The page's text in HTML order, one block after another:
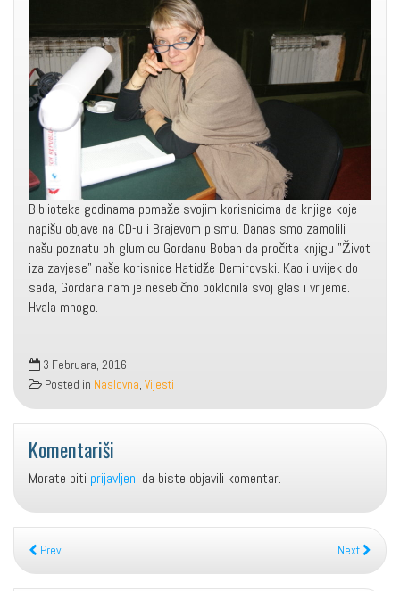
Biblioteka godinama pomaže svojim korisnicima da knjige koje
napišu objave na CD-u i Brajevom pismu. Danas smo zamolili
našu poznatu bh glumicu Gordanu Boban da pročita knjigu "Život
iza zavjese" naše korisnice Hatidže Demirovski. Kao i uvijek do
sada, Gordana nam je nesebično poklonila svoj glas i vrijeme.
Hvala mnogo.
3 Februara, 2016
Posted in Naslovna, Vijesti
Komentariši
Morate biti prijavljeni da biste objavili komentar.
Prev Next